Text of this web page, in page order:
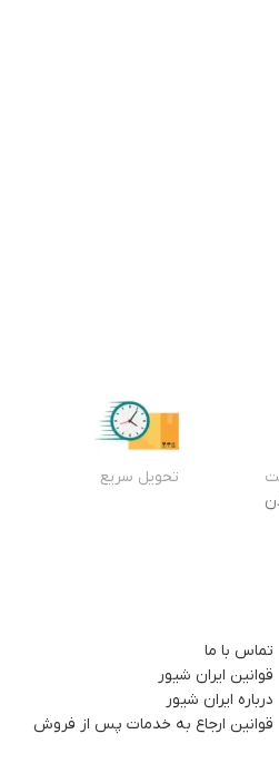
تحویل سریع
تماس با ما
قوانین ایران شیور
درباره ایران شیور
قوانین ارجاع به خدمات پس از فروش